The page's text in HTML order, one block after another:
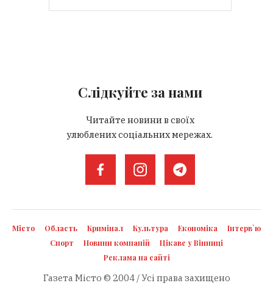
Слідкуйте за нами
Читайте новини в своїх
улюблених соціальних мережах.
Місто Область Кримінал Культура Економіка
Інтерв`ю
Спорт
Новини компаній
Цікаве у Вінниці
Реклама на сайті
Газета Місто © 2004 / Усі права захищено